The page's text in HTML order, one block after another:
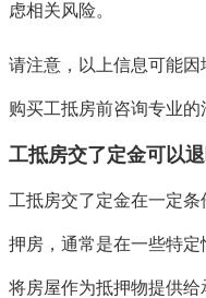
虑相关风险。
请注意，以上信息可能
购买工抵房前咨询专业的
工抵房交了定金可以
工抵房交了定金在一定
押房，通常是在一些特
将房屋作为抵押物提供